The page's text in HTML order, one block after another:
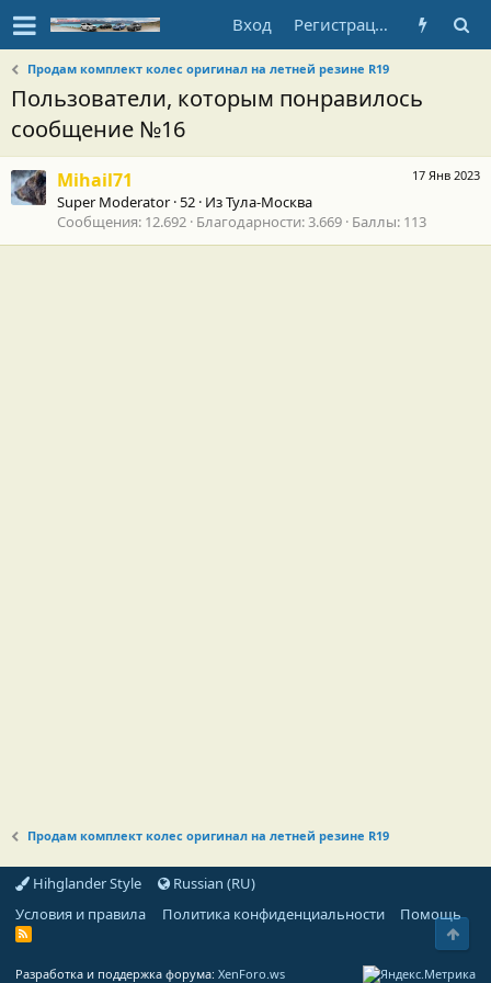
Вход Регистрация
Продам комплект колес оригинал на летней резине R19
Пользователи, которым понравилось
сообщение №16
17 Янв 2023
Mihail71
Super Moderator ·52 · ИзТула-Москва
Сообщения 12.692 Благодарности 3.669 Баллы 113
Продам комплект колес оригинал на летней резине R19
Hihglander Style
Russian (RU)
Условия и правила
Политика конфиденциальности Помощь
R
Разработка и поддержка форума: XenForo.ws